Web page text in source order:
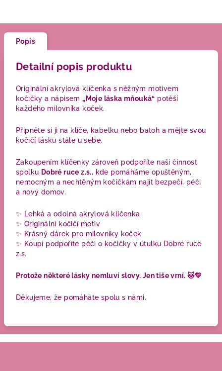
Popis
Detailní popis produktu
Originální akrylová klíčenka s něžným motivem
kočičky a nápisem„Moje láska mňouká“ potěší
každého milovníka koček.
Připněte si ji na klíče, kabelku nebo batoh a mějte svou
kočičí lásku stále u sebe.
Zakoupením klíčenky zároveň podpoříte naši činnost
spolku Dobré ruce z.s., kde pomáháme opuštěným,
nemocným a nechtěným kočičkám najít bezpečí, péči
a nový domov.
✨ Lehká a odolná akrylová klíčenka
✨ Originální kočičí motiv
✨ Krásný dárek pro milovníky koček
✨ Koupí podpoříte péči o kočičky v útulku Dobré ruce
z.s.
Protože některé lásky nemluví slovy. Jen tiše vrní. 🐱💛
Děkujeme, že pomáháte spolu s námi.